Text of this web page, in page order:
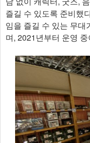
즐길 수 있도록 준비했
임을 즐길 수 있는 무대
며, 2021년부터 운영 중